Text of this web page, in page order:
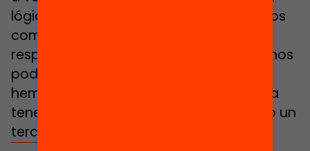
lógica de dos años. Y si nos presentamos
como un lugar amable, un lugar que
respeta incluso el tiempo del joven, no nos
podemos encajar en años. También
hemos ido aprendiendo de esto y ahora
tenemos a jóvenes que están cursando un
tercer año en la escuela.